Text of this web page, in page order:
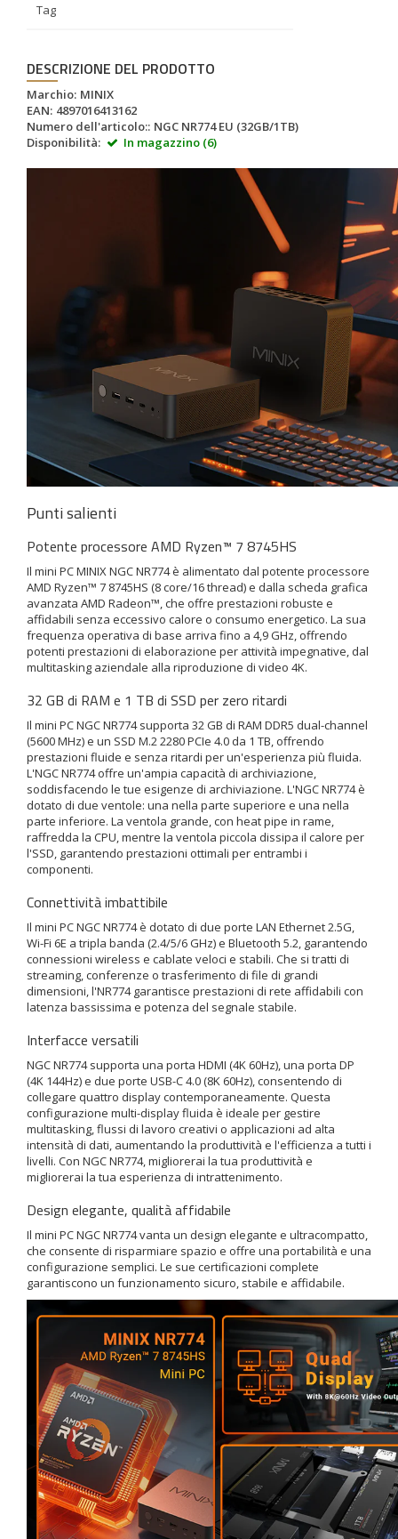
Tag
DESCRIZIONE DEL PRODOTTO
Marchio: MINIX
EAN: 4897016413162
Numero dell'articolo:: NGC NR774 EU (32GB/1TB)
Disponibilità:
In magazzino (6)
Punti salienti
Potente processore AMD Ryzen™ 7 8745HS
Il mini PC MINIX NGC NR774 è alimentato dal potente processore
AMD Ryzen™ 7 8745HS (8 core/16 thread) e dalla scheda grafica
avanzata AMD Radeon™, che offre prestazioni robuste e
affidabili senza eccessivo calore o consumo energetico. La sua
frequenza operativa di base arriva fino a 4,9 GHz, offrendo
potenti prestazioni di elaborazione per attività impegnative, dal
multitasking aziendale alla riproduzione di video 4K.
32 GB di RAM e 1 TB di SSD per zero ritardi
Il mini PC NGC NR774 supporta 32 GB di RAM DDR5 dual-channel
(5600 MHz) e un SSD M.2 2280 PCIe 4.0 da 1 TB, offrendo
prestazioni fluide e senza ritardi per un'esperienza più fluida.
L'NGC NR774 offre un'ampia capacità di archiviazione,
soddisfacendo le tue esigenze di archiviazione. L'NGC NR774 è
dotato di due ventole: una nella parte superiore e una nella
parte inferiore. La ventola grande, con heat pipe in rame,
raffredda la CPU, mentre la ventola piccola dissipa il calore per
l'SSD, garantendo prestazioni ottimali per entrambi i
componenti.
Connettività imbattibile
Il mini PC NGC NR774 è dotato di due porte LAN Ethernet 2.5G,
Wi-Fi 6E a tripla banda (2.4/5/6 GHz) e Bluetooth 5.2, garantendo
connessioni wireless e cablate veloci e stabili. Che si tratti di
streaming, conferenze o trasferimento di file di grandi
dimensioni, l'NR774 garantisce prestazioni di rete affidabili con
latenza bassissima e potenza del segnale stabile.
Interfacce versatili
NGC NR774 supporta una porta HDMI (4K 60Hz), una porta DP
(4K 144Hz) e due porte USB-C 4.0 (8K 60Hz), consentendo di
collegare quattro display contemporaneamente. Questa
configurazione multi-display fluida è ideale per gestire
multitasking, flussi di lavoro creativi o applicazioni ad alta
intensità di dati, aumentando la produttività e l'efficienza a tutti i
livelli. Con NGC NR774, migliorerai la tua produttività e
migliorerai la tua esperienza di intrattenimento.
Design elegante, qualità affidabile
Il mini PC NGC NR774 vanta un design elegante e ultracompatto,
che consente di risparmiare spazio e offre una portabilità e una
configurazione semplici. Le sue certificazioni complete
garantiscono un funzionamento sicuro, stabile e affidabile.